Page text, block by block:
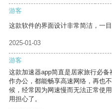
游客
这款软件的界面设计非常简洁，一目
2025-01-03
游客
这款加速器app简直是居家旅行必
作办公，都能畅享高速网络，再也
候，经常因为网速慢而无法正常使
用担心了。